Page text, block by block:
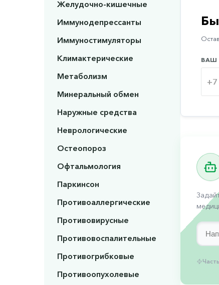
Желудочно-кишечные
Иммунодепрессанты
Иммуностимуляторы
Климактерические
Метаболизм
Минеральный обмен
Наружные средства
Неврологические
Остеопороз
Офтальмология
Паркинсон
Противоаллергические
Противовирусные
Противовоспалительные
Противогрибковые
Противоопухолевые
ВАШ